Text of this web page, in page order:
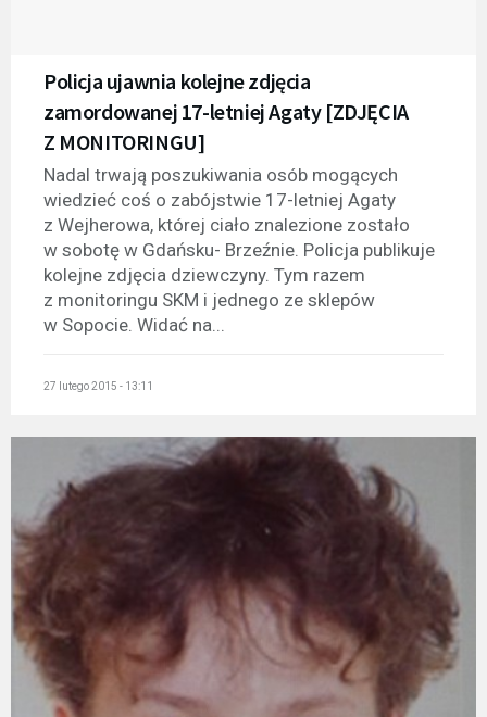
Policja ujawnia kolejne zdjęcia
zamordowanej 17-letniej Agaty [ZDJĘCIA
Z MONITORINGU]
Nadal trwają poszukiwania osób mogących
wiedzieć coś o zabójstwie 17-letniej Agaty
z Wejherowa, której ciało znalezione zostało
w sobotę w Gdańsku- Brzeźnie. Policja publikuje
kolejne zdjęcia dziewczyny. Tym razem
z monitoringu SKM i jednego ze sklepów
w Sopocie. Widać na...
27 lutego 2015 - 13:11